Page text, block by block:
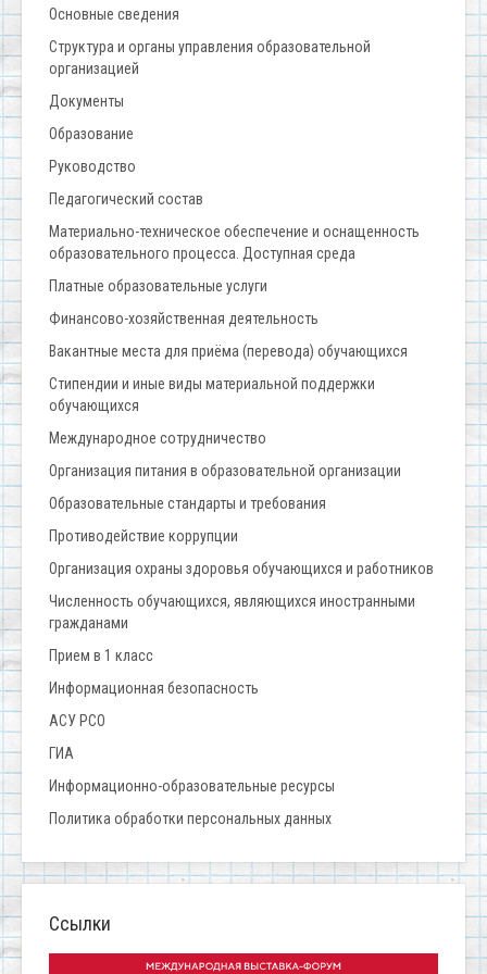
Основные сведения
Структура и органы управления образовательной
организацией
Документы
Образование
Руководство
Педагогический состав
Материально-техническое обеспечение и оснащенность
образовательного процесса. Доступная среда
Платные образовательные услуги
Финансово-хозяйственная деятельность
Вакантные места для приёма (перевода) обучающихся
Стипендии и иные виды материальной поддержки
обучающихся
Международное сотрудничество
Организация питания в образовательной организации
Образовательные стандарты и требования
Противодействие коррупции
Организация охраны здоровья обучающихся и работников
Численность обучающихся, являющихся иностранными
гражданами
Прием в 1 класс
Информационная безопасность
АСУ РСО
ГИА
Информационно-образовательные ресурсы
Политика обработки персональных данных
Ссылки